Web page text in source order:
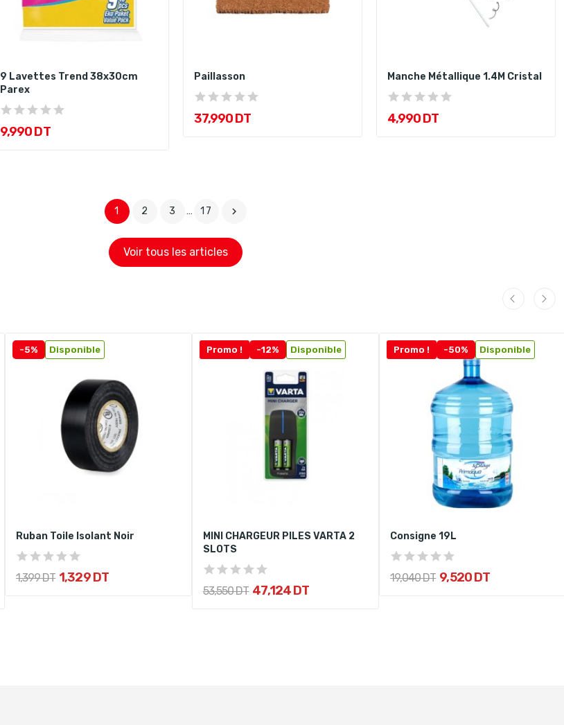
9 Lavettes Trend 38x30cm
Parex
9,990 DT
Paillasson
37,990 DT
Manche Métallique 1.4M Cristal
4,990 DT
1 2 3 … 17 
Voir tous les articles
-5% Disponible
Ruban Toile Isolant Noir
1,399 DT 1,329 DT
Promo ! -12% Disponible
MINI CHARGEUR PILES VARTA 2
SLOTS
53,550 DT 47,124 DT
Promo ! -50% Disponible
Consigne 19L
19,040 DT 9,520 DT